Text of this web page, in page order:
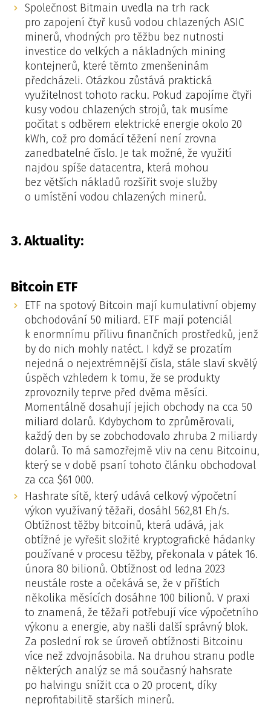
Společnost Bitmain uvedla na trh rack
pro zapojení čtyř kusů vodou chlazených ASIC
minerů, vhodných pro těžbu bez nutnosti
investice do velkých a nákladných mining
kontejnerů, které těmto zmenšeninám
předcházeli. Otázkou zůstává praktická
využitelnost tohoto racku. Pokud zapojíme čtyři
kusy vodou chlazených strojů, tak musíme
počítat s odběrem elektrické energie okolo 20
kWh, což pro domácí těžení není zrovna
zanedbatelné číslo. Je tak možné, že využití
najdou spíše datacentra, která mohou
bez větších nákladů rozšířit svoje služby
o umístění vodou chlazených minerů.
3. Aktuality:
Bitcoin ETF
ETF na spotový Bitcoin mají kumulativní objemy
obchodování 50 miliard. ETF mají potenciál
k enormnímu přílivu finančních prostředků, jenž
by do nich mohly natéct. I když se prozatím
nejedná o nejextrémnější čísla, stále slaví skvělý
úspěch vzhledem k tomu, že se produkty
zprovoznily teprve před dvěma měsíci.
Momentálně dosahují jejich obchody na cca 50
miliard dolarů. Kdybychom to zprůměrovali,
každý den by se zobchodovalo zhruba 2 miliardy
dolarů. To má samozřejmě vliv na cenu Bitcoinu,
který se v době psaní tohoto článku obchodoval
za cca $61 000.
Hashrate sítě, který udává celkový výpočetní
výkon využívaný těžaři, dosáhl 562,81 Eh/s.
Obtížnost těžby bitcoinů, která udává, jak
obtížné je vyřešit složité kryptografické hádanky
používané v procesu těžby, překonala v pátek 16.
února 80 bilionů. Obtížnost od ledna 2023
neustále roste a očekává se, že v příštích
několika měsících dosáhne 100 bilionů. V praxi
to znamená, že těžaři potřebují více výpočetního
výkonu a energie, aby našli další správný blok.
Za poslední rok se úroveň obtížnosti Bitcoinu
více než zdvojnásobila. Na druhou stranu podle
některých analýz se má současný hahsrate
po halvingu snížit cca o 20 procent, díky
neprofitabilitě starších minerů.